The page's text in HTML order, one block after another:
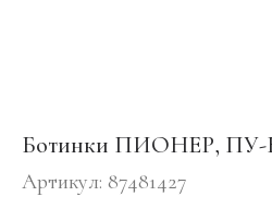
Ботинки ПИОНЕР, ПУ-
Артикул: 87481427